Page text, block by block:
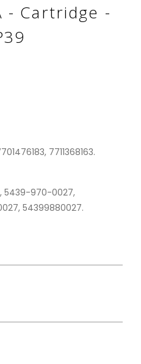
- Cartridge -
7711368163.
5439-970-0027,
54399880027.